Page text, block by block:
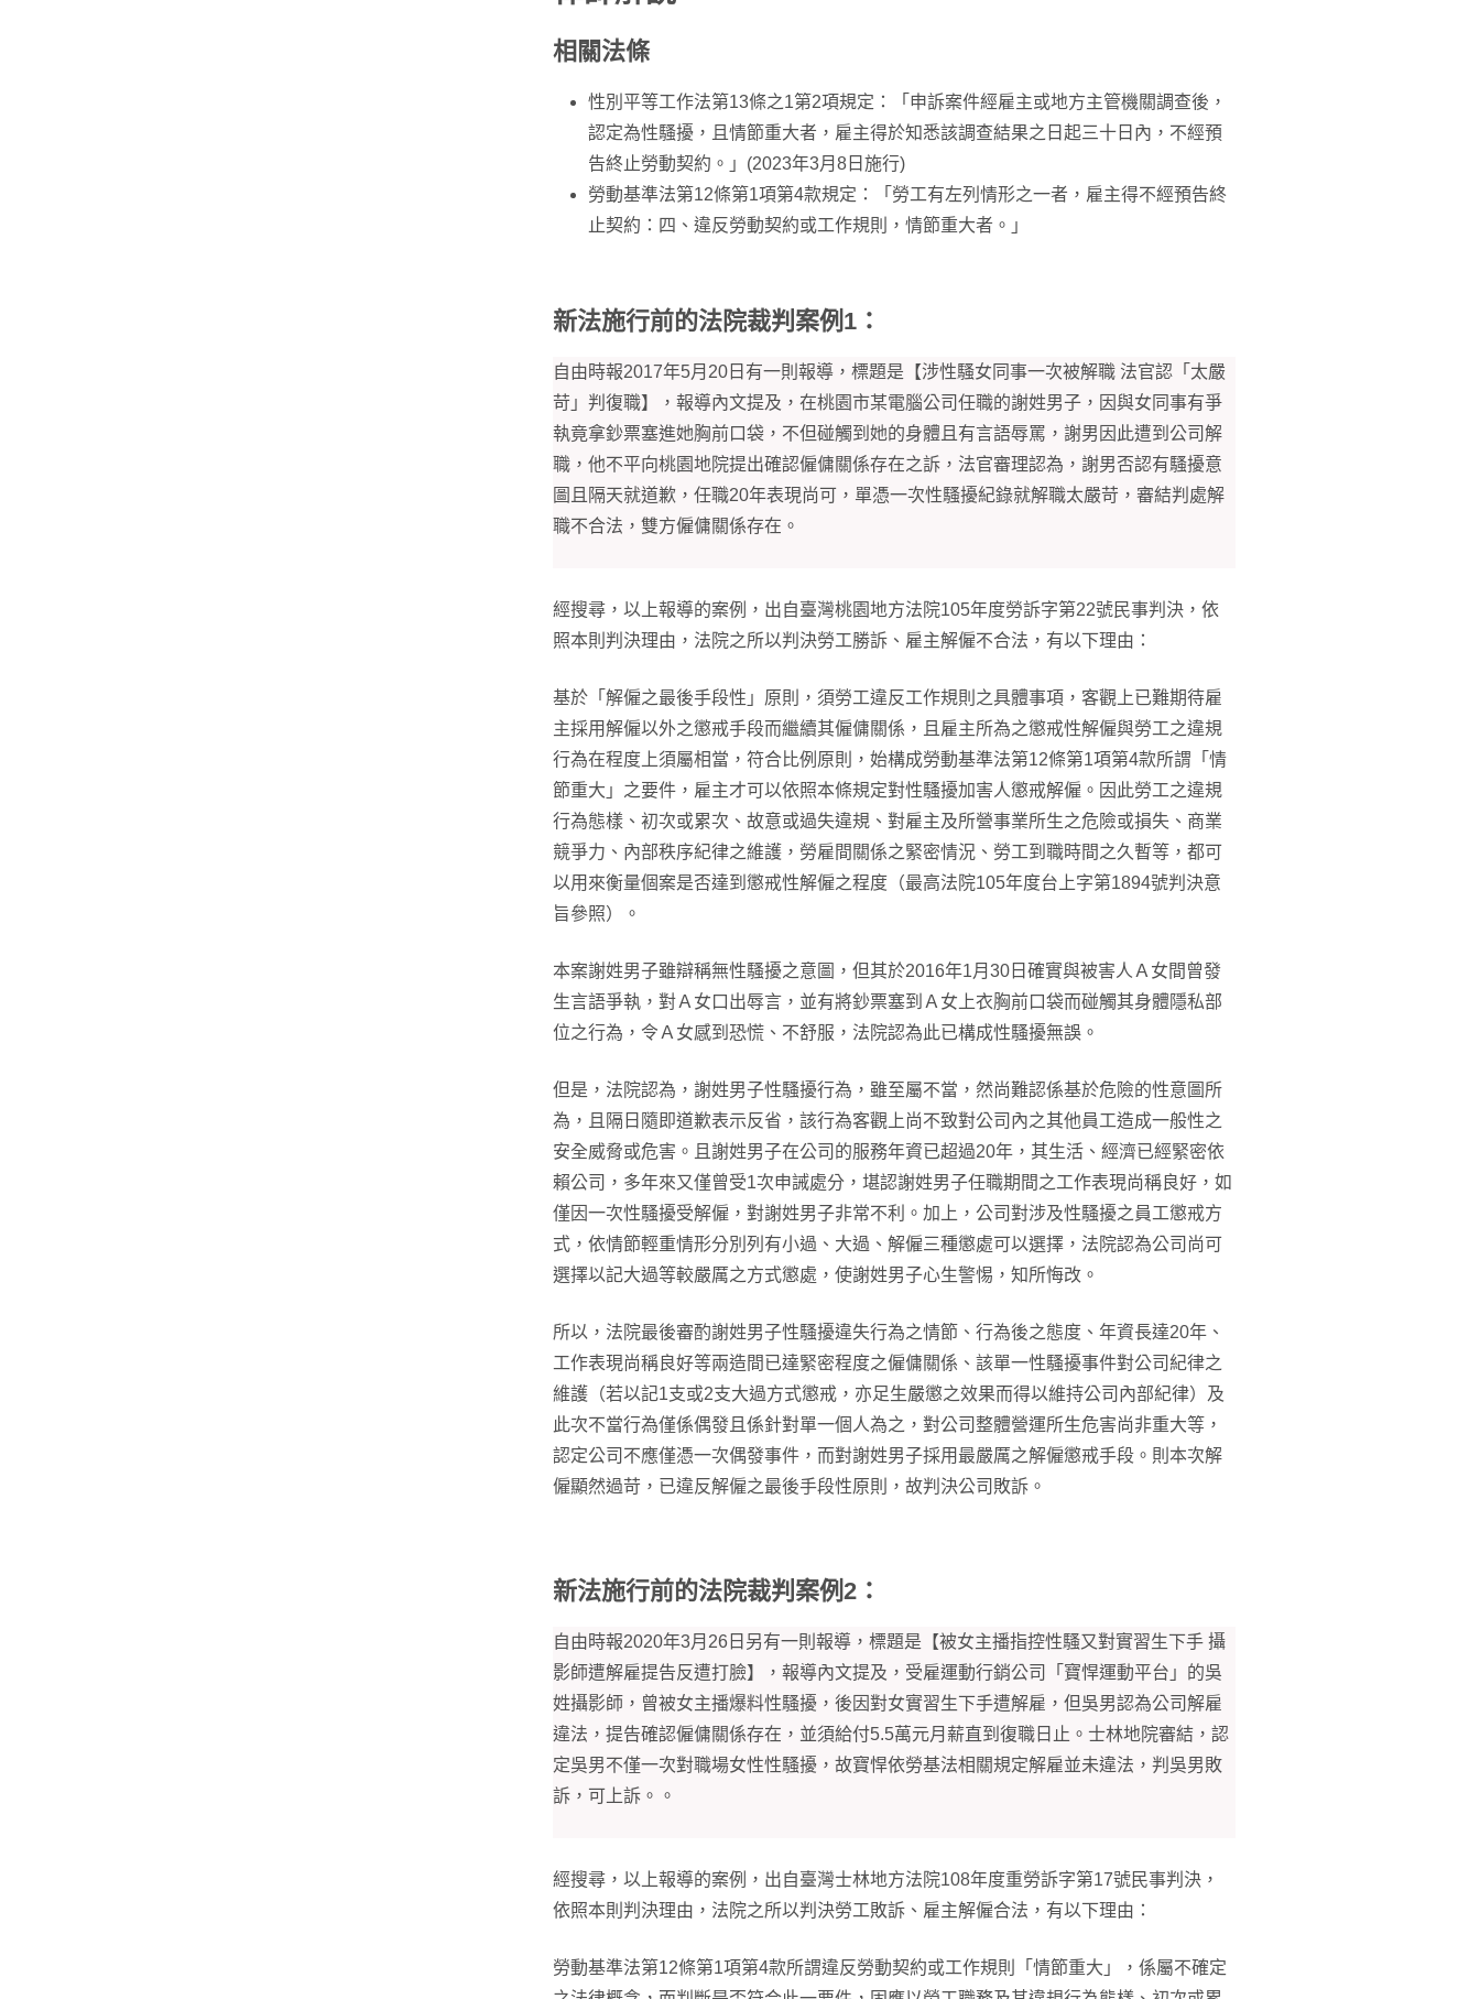
相關法條
性別平等工作法第13條之1第2項規定：「申訴案件經雇主或地方主管機關調查後，
認定為性騷擾，且情節重大者，雇主得於知悉該調查結果之日起三十日內，不經預
告終止勞動契約。」(2023年3月8日施行)
勞動基準法第12條第1項第4款規定：「勞工有左列情形之一者，雇主得不經預告終
止契約：四、違反勞動契約或工作規則，情節重大者。」
新法施行前的法院裁判案例1：
自由時報2017年5月20日有一則報導，標題是【涉性騷女同事一次被解職 法官認「太嚴
苛」判復職】，報導內文提及，在桃園市某電腦公司任職的謝姓男子，因與女同事有爭
執竟拿鈔票塞進她胸前口袋，不但碰觸到她的身體且有言語辱罵，謝男因此遭到公司解
職，他不平向桃園地院提出確認僱傭關係存在之訴，法官審理認為，謝男否認有騷擾意
圖且隔天就道歉，任職20年表現尚可，單憑一次性騷擾紀錄就解職太嚴苛，審結判處解
職不合法，雙方僱傭關係存在。
經搜尋，以上報導的案例，出自臺灣桃園地方法院105年度勞訴字第22號民事判決，依
照本則判決理由，法院之所以判決勞工勝訴、雇主解僱不合法，有以下理由：
基於「解僱之最後手段性」原則，須勞工違反工作規則之具體事項，客觀上已難期待雇
主採用解僱以外之懲戒手段而繼續其僱傭關係，且雇主所為之懲戒性解僱與勞工之違規
行為在程度上須屬相當，符合比例原則，始構成勞動基準法第12條第1項第4款所謂「情
節重大」之要件，雇主才可以依照本條規定對性騷擾加害人懲戒解僱。因此勞工之違規
行為態樣、初次或累次、故意或過失違規、對雇主及所營事業所生之危險或損失、商業
競爭力、內部秩序紀律之維護，勞雇間關係之緊密情況、勞工到職時間之久暫等，都可
以用來衡量個案是否達到懲戒性解僱之程度（最高法院105年度台上字第1894號判決意
旨參照）。
本案謝姓男子雖辯稱無性騷擾之意圖，但其於2016年1月30日確實與被害人Ａ女間曾發
生言語爭執，對Ａ女口出辱言，並有將鈔票塞到Ａ女上衣胸前口袋而碰觸其身體隱私部
位之行為，令Ａ女感到恐慌、不舒服，法院認為此已構成性騷擾無誤。
但是，法院認為，謝姓男子性騷擾行為，雖至屬不當，然尚難認係基於危險的性意圖所
為，且隔日隨即道歉表示反省，該行為客觀上尚不致對公司內之其他員工造成一般性之
安全威脅或危害。且謝姓男子在公司的服務年資已超過20年，其生活、經濟已經緊密依
賴公司，多年來又僅曾受1次申誡處分，堪認謝姓男子任職期間之工作表現尚稱良好，如
僅因一次性騷擾受解僱，對謝姓男子非常不利。加上，公司對涉及性騷擾之員工懲戒方
式，依情節輕重情形分別列有小過、大過、解僱三種懲處可以選擇，法院認為公司尚可
選擇以記大過等較嚴厲之方式懲處，使謝姓男子心生警惕，知所悔改。
所以，法院最後審酌謝姓男子性騷擾違失行為之情節、行為後之態度、年資長達20年、
工作表現尚稱良好等兩造間已達緊密程度之僱傭關係、該單一性騷擾事件對公司紀律之
維護（若以記1支或2支大過方式懲戒，亦足生嚴懲之效果而得以維持公司內部紀律）及
此次不當行為僅係偶發且係針對單一個人為之，對公司整體營運所生危害尚非重大等，
認定公司不應僅憑一次偶發事件，而對謝姓男子採用最嚴厲之解僱懲戒手段。則本次解
僱顯然過苛，已違反解僱之最後手段性原則，故判決公司敗訴。
新法施行前的法院裁判案例2：
自由時報2020年3月26日另有一則報導，標題是【被女主播指控性騷又對實習生下手 攝
影師遭解雇提告反遭打臉】，報導內文提及，受雇運動行銷公司「寶悍運動平台」的吳
姓攝影師，曾被女主播爆料性騷擾，後因對女實習生下手遭解雇，但吳男認為公司解雇
違法，提告確認僱傭關係存在，並須給付5.5萬元月薪直到復職日止。士林地院審結，認
定吳男不僅一次對職場女性性騷擾，故寶悍依勞基法相關規定解雇並未違法，判吳男敗
訴，可上訴。。
經搜尋，以上報導的案例，出自臺灣士林地方法院108年度重勞訴字第17號民事判決，
依照本則判決理由，法院之所以判決勞工敗訴、雇主解僱合法，有以下理由：
勞動基準法第12條第1項第4款所謂違反勞動契約或工作規則「情節重大」，係屬不確定